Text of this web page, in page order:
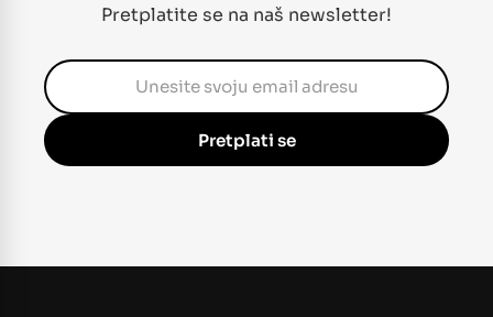
Pretplatite se na naš newsletter!
Pretplati se